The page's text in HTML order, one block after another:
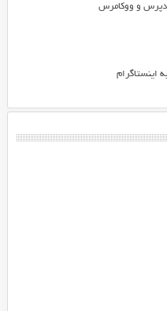
و ووکامرس
اینستاگرام